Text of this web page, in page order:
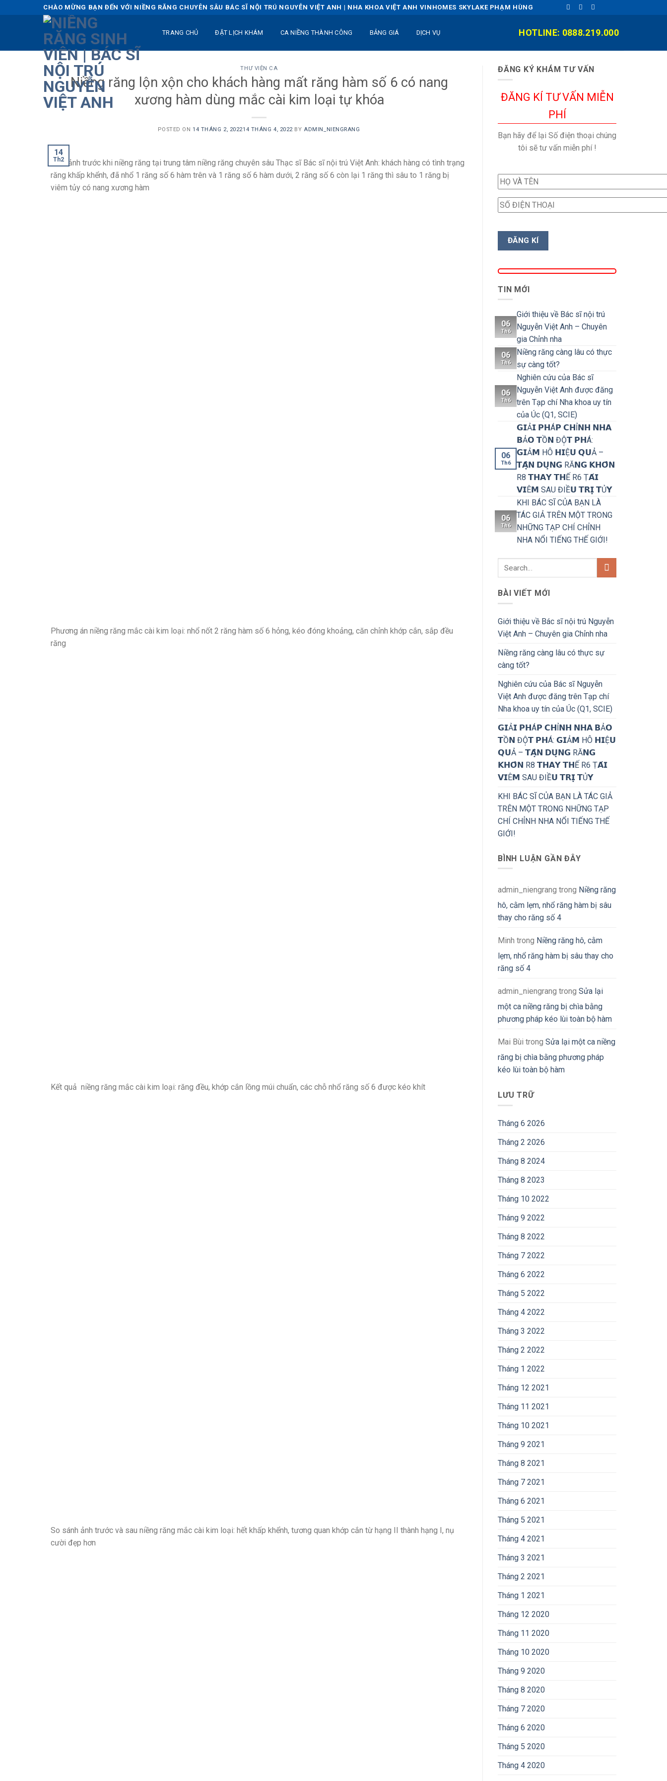
to
CHÀO MỪNG BẠN ĐẾN VỚI NIỀNG RĂNG CHUYÊN SÂU BÁC SĨ NỘI TRÚ NGUYỄN VIỆT ANH | NHA KHOA VIỆT ANH VINHOMES SKYLAKE PHẠM HÙNG
TRANG CHỦ ĐẶT LỊCH KHÁM CA NIỀNG THÀNH CÔNG BẢNG GIÁ DỊCH VỤ HOTLINE: 0888.219.000
THƯ VIỆN CA
Niềng răng lộn xộn cho khách hàng mất răng hàm số 6 có nang
xương hàm dùng mắc cài kim loại tự khóa
POSTED ON 14 THÁNG 2, 202214 THÁNG 4, 2022 BY ADMIN_NIENGRANG
14
Th2
Hình ảnh trước khi niềng răng tại trung tâm niềng răng chuyên sâu Thạc sĩ Bác sĩ nội trú Việt Anh: khách hàng có tình trạng
răng khấp khểnh, đã nhổ 1 răng số 6 hàm trên và 1 răng số 6 hàm dưới, 2 răng số 6 còn lại 1 răng thì sâu to 1 răng bị
viêm tủy có nang xương hàm
Phương án niềng răng mắc cài kim loại: nhổ nốt 2 răng hàm số 6 hỏng, kéo đóng khoảng, căn chỉnh khớp cắn, sắp đều
răng
Kết quả niềng răng mắc cài kim loại: răng đều, khớp cắn lồng múi chuẩn, các chỗ nhổ răng số 6 được kéo khít
So sánh ảnh trước và sau niềng răng mắc cài kim loại: hết khấp khểnh, tương quan khớp cắn từ hạng II thành hạng I, nụ
cười đẹp hơn
ĐĂNG KÝ KHÁM TƯ VẤN
ĐĂNG KÍ TƯ VẤN MIỄN
PHÍ
Bạn hãy để lại Số điện thoại chúng
tôi sẽ tư vấn miễn phí !
TIN MỚI
06
Th6
Giới thiệu về Bác sĩ nội trú
Nguyễn Việt Anh – Chuyên
gia Chỉnh nha
06
Th6
Niềng răng càng lâu có thực
sự càng tốt?
06
Th6
Nghiên cứu của Bác sĩ
Nguyễn Việt Anh được đăng
trên Tạp chí Nha khoa uy tín
của Úc (Q1, SCIE)
06
Th6
𝗚𝗜Ả𝗜 𝗣𝗛Á𝗣 𝗖𝗛Ỉ𝗡𝗛 𝗡𝗛𝗔
𝗕Ả𝗢 𝗧Ồ𝗡 ĐỘ̣𝗧 𝗣𝗛Á:
𝗚𝗜Ả𝗠 HÔ 𝗛𝗜Ệ𝗨 𝗤𝗨Ả –
𝗧𝗔̣̂𝗡 𝗗𝗨̣𝗡𝗚 RĂ𝗡𝗚 𝗞𝗛𝗢̂𝗡
R8 𝗧𝗛𝗔𝗬 𝗧𝗛Ế R6 Ṭ𝗔́𝗜
𝗩𝗜Ê𝗠 SAU ĐIỀ𝗨 𝗧𝗥𝗜̣ 𝗧Ủ𝗬
06
Th6
KHI BÁC SĨ CỦA BẠN LÀ
TÁC GIẢ TRÊN MỘT TRONG
NHỮNG TẠP CHÍ CHỈNH
NHA NỔI TIẾNG THẾ GIỚI!
BÀI VIẾT MỚI
Giới thiệu về Bác sĩ nội trú Nguyễn
Việt Anh – Chuyên gia Chỉnh nha
Niềng răng càng lâu có thực sự
càng tốt?
Nghiên cứu của Bác sĩ Nguyễn
Việt Anh được đăng trên Tạp chí
Nha khoa uy tín của Úc (Q1, SCIE)
𝗚𝗜Ả𝗜 𝗣𝗛Á𝗣 𝗖𝗛Ỉ𝗡𝗛 𝗡𝗛𝗔 𝗕Ả𝗢
𝗧Ồ𝗡 ĐỘ̣𝗧 𝗣𝗛Á: 𝗚𝗜Ả𝗠 HÔ 𝗛𝗜Ệ𝗨
𝗤𝗨Ả – 𝗧𝗔̣̂𝗡 𝗗𝗨̣𝗡𝗚 RĂ𝗡𝗚
𝗞𝗛𝗢̂𝗡 R8 𝗧𝗛𝗔𝗬 𝗧𝗛Ế R6 Ṭ𝗔́𝗜
𝗩𝗜Ê𝗠 SAU ĐIỀ𝗨 𝗧𝗥𝗜̣ 𝗧Ủ𝗬
KHI BÁC SĨ CỦA BẠN LÀ TÁC GIẢ
TRÊN MỘT TRONG NHỮNG TẠP
CHÍ CHỈNH NHA NỔI TIẾNG THẾ
GIỚI!
BÌNH LUẬN GẦN ĐÂY
admin_niengrang trong Niềng răng
hô, cằm lẹm, nhổ răng hàm bị sâu
thay cho răng số 4
Minh trong Niềng răng hô, cằm
lẹm, nhổ răng hàm bị sâu thay cho
răng số 4
admin_niengrang trong Sửa lại
một ca niềng răng bị chìa bằng
phương pháp kéo lùi toàn bộ hàm
Mai Bùi trong Sửa lại một ca niềng
răng bị chìa bằng phương pháp
kéo lùi toàn bộ hàm
LƯU TRỮ
Tháng 6 2026
Tháng 2 2026
Tháng 8 2024
Tháng 8 2023
Tháng 10 2022
Tháng 9 2022
Tháng 8 2022
Tháng 7 2022
Tháng 6 2022
Tháng 5 2022
Tháng 4 2022
Tháng 3 2022
Tháng 2 2022
Tháng 1 2022
Tháng 12 2021
Tháng 11 2021
Tháng 10 2021
Tháng 9 2021
Tháng 8 2021
Tháng 7 2021
Tháng 6 2021
Tháng 5 2021
Tháng 4 2021
Tháng 3 2021
Tháng 2 2021
Tháng 1 2021
Tháng 12 2020
Tháng 11 2020
Tháng 10 2020
Tháng 9 2020
Tháng 8 2020
Tháng 7 2020
Tháng 6 2020
Tháng 5 2020
Tháng 4 2020